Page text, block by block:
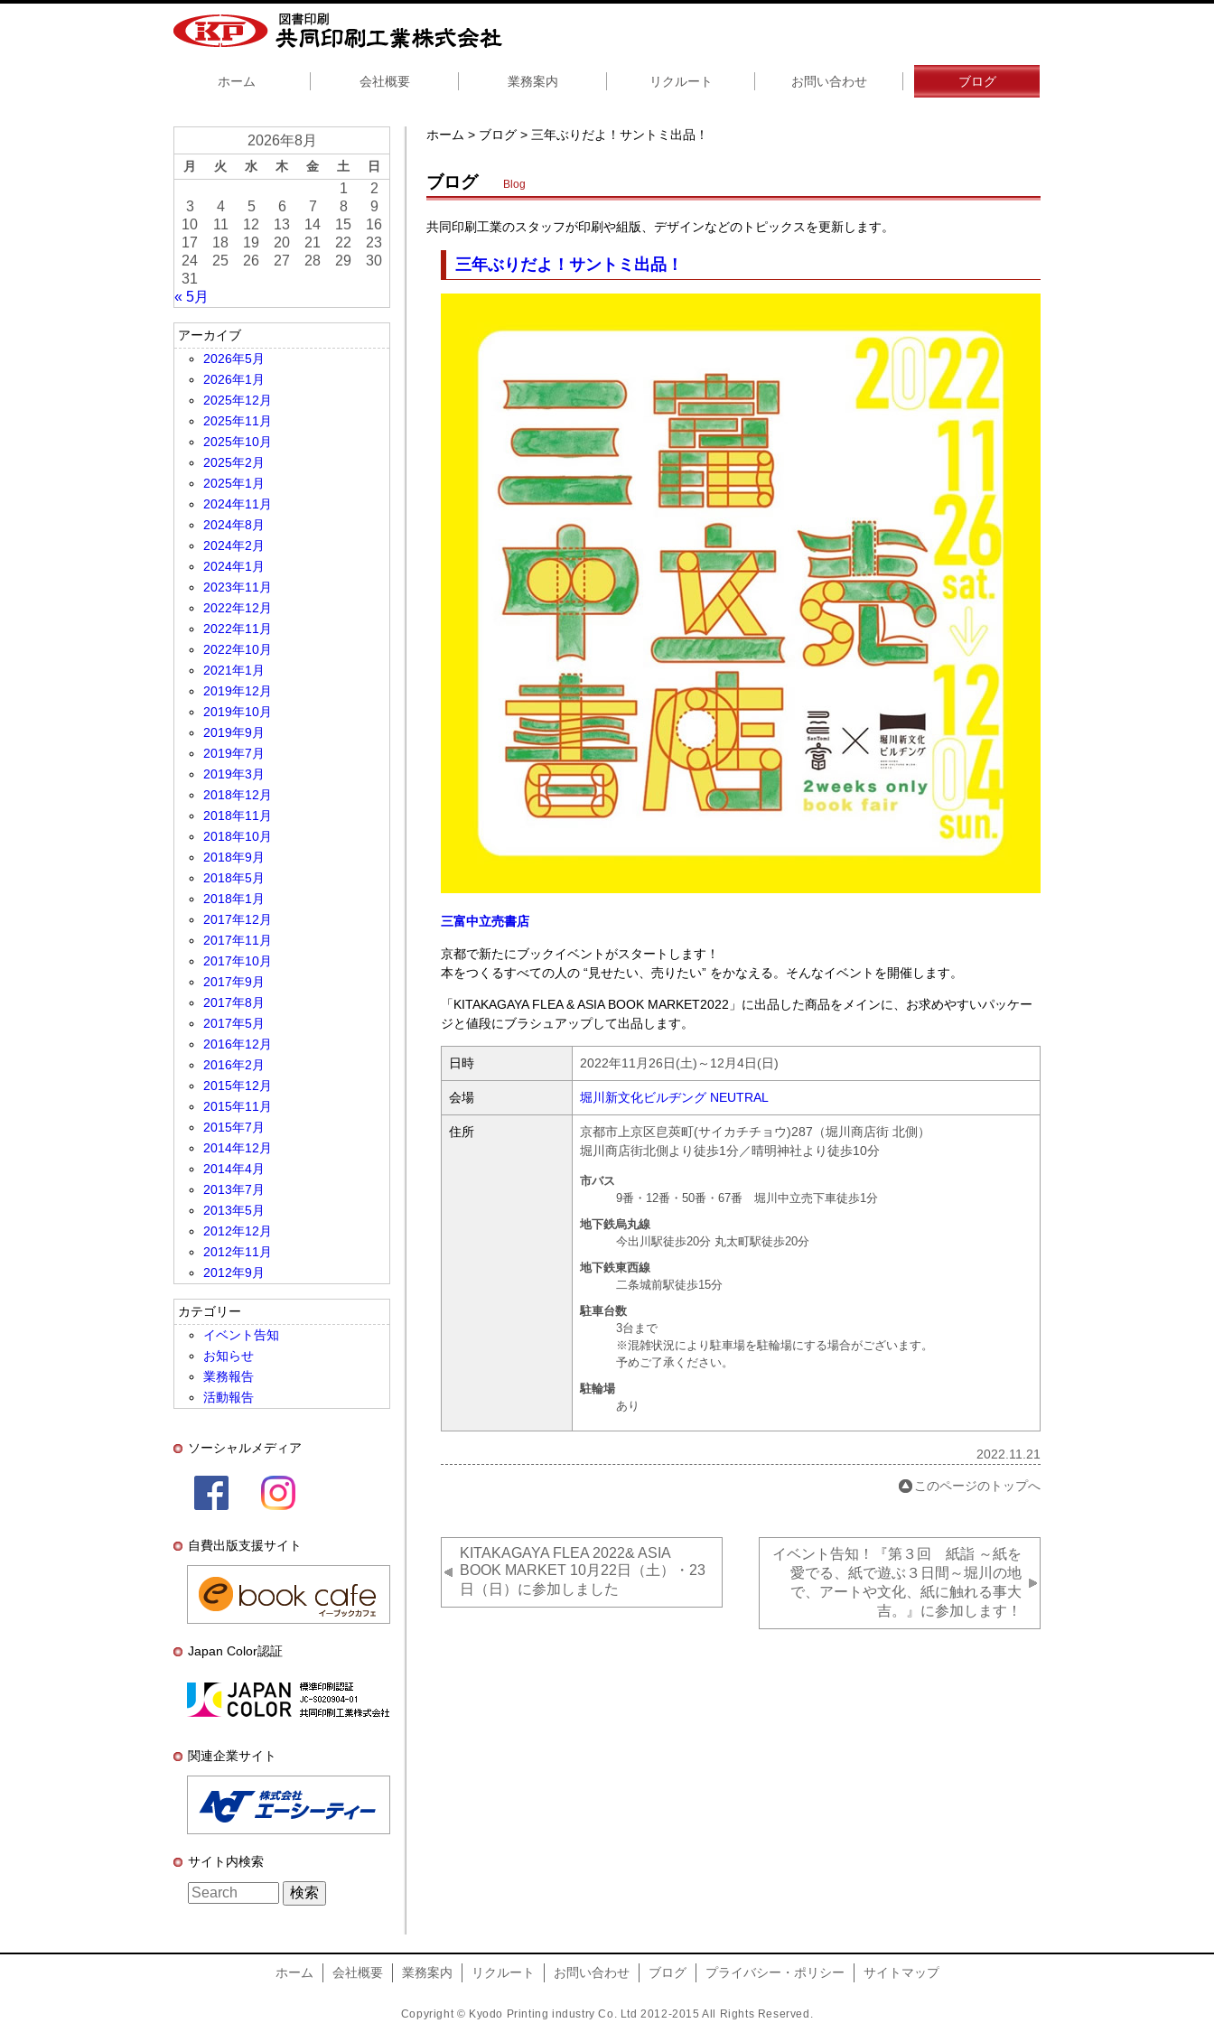
ホーム 会社概要 業務案内 リクルート お問い合わせ ブログ
ホーム > ブログ > 三年ぶりだよ！サントミ出品！
ブログ Blog
共同印刷工業のスタッフが印刷や組版、デザインなどのトピックスを更新します。
三年ぶりだよ！サントミ出品！
三富中立売書店
京都で新たにブックイベントがスタートします！
本をつくるすべての人の “見せたい、売りたい” をかなえる。そんなイベントを開催します。
「KITAKAGAYA FLEA & ASIA BOOK MARKET2022」に出品した商品をメインに、お求めやすいパッケー
ジと値段にブラシュアップして出品します。
日時 2022年11月26日(土)～12月4日(日)
会場 堀川新文化ビルヂング NEUTRAL
住所
京都市上京区皀莢町(サイカチチョウ)287（堀川商店街 北側）
堀川商店街北側より徒歩1分／晴明神社より徒歩10分
市バス
9番・12番・50番・67番 堀川中立売下車徒歩1分
地下鉄烏丸線
今出川駅徒歩20分 丸太町駅徒歩20分
地下鉄東西線
二条城前駅徒歩15分
駐車台数
3台まで
※混雑状況により駐車場を駐輪場にする場合がございます。
予めご了承ください。
駐輪場
あり
2022.11.21
このページのトップへ
KITAKAGAYA FLEA 2022& ASIA
BOOK MARKET 10月22日（土）・23
日（日）に参加しました
イベント告知！『第３回 紙詣 ～紙を
愛でる、紙で遊ぶ３日間～堀川の地
で、アートや文化、紙に触れる事大
吉。』に参加します！
2026年8月
月 火 水 木 金 土 日
1
2
3
4 5 6 7 8
9
10
11 12 13 14 15
16
17
18 19 20 21 22
23
24
25 26 27 28 29
30
31
« 5月
アーカイブ
2026年5月
2026年1月
2025年12月
2025年11月
2025年10月
2025年2月
2025年1月
2024年11月
2024年8月
2024年2月
2024年1月
2023年11月
2022年12月
2022年11月
2022年10月
2021年1月
2019年12月
2019年10月
2019年9月
2019年7月
2019年3月
2018年12月
2018年11月
2018年10月
2018年9月
2018年5月
2018年1月
2017年12月
2017年11月
2017年10月
2017年9月
2017年8月
2017年5月
2016年12月
2016年2月
2015年12月
2015年11月
2015年7月
2014年12月
2014年4月
2013年7月
2013年5月
2012年12月
2012年11月
2012年9月
カテゴリー
イベント告知
お知らせ
業務報告
活動報告
ソーシャルメディア
自費出版支援サイト
Japan Color認証
関連企業サイト
サイト内検索
ホーム 会社概要 業務案内 リクルート お問い合わせ ブログ プライバシー・ポリシー サイトマップ
Copyright © Kyodo Printing industry Co. Ltd 2012-2015 All Rights Reserved.